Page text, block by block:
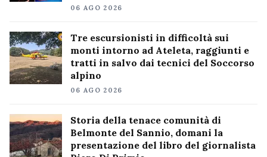
06 AGO 2026
Tre escursionisti in difficoltà sui
monti intorno ad Ateleta, raggiunti e
tratti in salvo dai tecnici del Soccorso
alpino
06 AGO 2026
Storia della tenace comunità di
Belmonte del Sannio, domani la
presentazione del libro del giornalista